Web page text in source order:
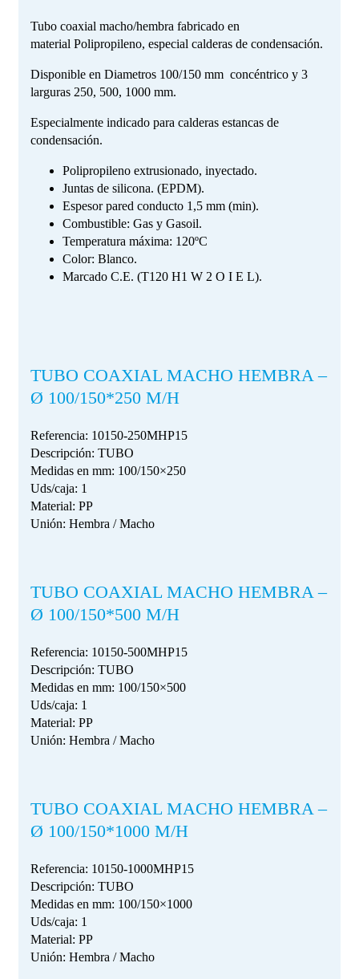
Tubo coaxial macho/hembra fabricado en
material Polipropileno, especial calderas de condensación.
Disponible en Diametros 100/150 mm concéntrico y 3
larguras 250, 500, 1000 mm.
Especialmente indicado para calderas estancas de
condensación.
Polipropileno extrusionado, inyectado.
Juntas de silicona. (EPDM).
Espesor pared conducto 1,5 mm (min).
Combustible: Gas y Gasoil.
Temperatura máxima: 120ºC
Color: Blanco.
Marcado C.E. (T120 H1 W 2 O I E L).
TUBO COAXIAL MACHO HEMBRA –
Ø 100/150*250 M/H
Referencia: 10150-250MHP15
Descripción: TUBO
Medidas en mm: 100/150×250
Uds/caja: 1
Material: PP
Unión: Hembra / Macho
TUBO COAXIAL MACHO HEMBRA –
Ø 100/150*500 M/H
Referencia: 10150-500MHP15
Descripción: TUBO
Medidas en mm: 100/150×500
Uds/caja: 1
Material: PP
Unión: Hembra / Macho
TUBO COAXIAL MACHO HEMBRA –
Ø 100/150*1000 M/H
Referencia: 10150-1000MHP15
Descripción: TUBO
Medidas en mm: 100/150×1000
Uds/caja: 1
Material: PP
Unión: Hembra / Macho